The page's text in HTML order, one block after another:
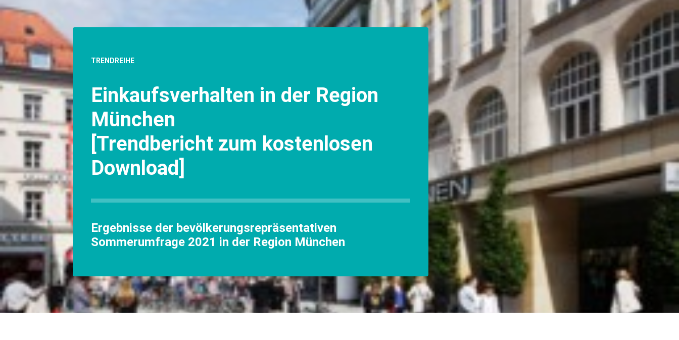
TRENDREIHE
Einkaufsverhalten in der Region
München
[Trendbericht zum kostenlosen
Download]
Ergebnisse der bevölkerungsrepräsentativen
Sommerumfrage 2021 in der Region München